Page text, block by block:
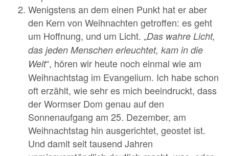
Wenigstens an dem einen Punkt hat er aber
den Kern von Weihnachten getroffen: es geht
um Hoffnung, und um Licht. „Das wahre Licht,
das jeden Menschen erleuchtet, kam in die
Welt“, hören wir heute noch einmal wie am
Weihnachtstag im Evangelium. Ich habe schon
oft erzählt, wie sehr es mich beeindruckt, dass
der Wormser Dom genau auf den
Sonnenaufgang am 25. Dezember, am
Weihnachtstag hin ausgerichtet, geostet ist.
Und damit seit tausend Jahren